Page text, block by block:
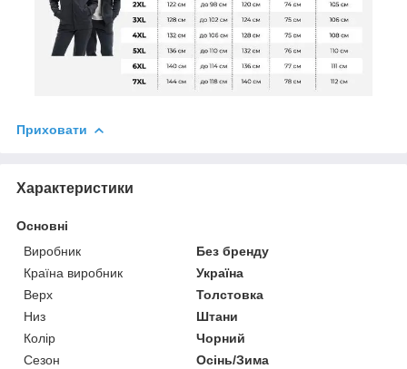
Приховати
Характеристики
Основні
Виробник
Без бренду
Країна виробник
Україна
Верх
Толстовка
Низ
Штани
Колір
Чорний
Сезон
Осінь/Зима